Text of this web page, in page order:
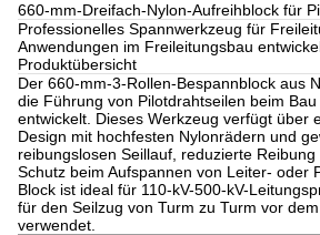
660-mm-Dreifach-Nylon-Aufreihblock für
Professionelles Spannwerkzeug für
Anwendungen im Freileitungsbau
Produktübersicht
Der 660-mm-3-Rollen-Bespannblock aus
die Führung von Pilotdrahtseilen beim
entwickelt. Dieses Werkzeug verfügt über
Design mit hochfesten Nylonrädern und
reibungslosen Seillauf, reduzierte
Schutz beim Aufspannen von Leiter- oder
Block ist ideal für 110-kV-500-kV-
für den Seilzug von Turm zu Turm vor
verwendet.